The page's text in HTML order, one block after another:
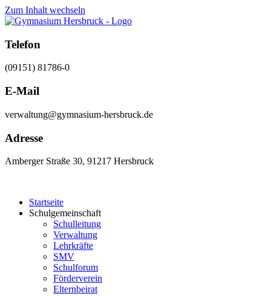
Zum Inhalt wechseln
Telefon
(09151) 81786-0
E-Mail
verwaltung@gymnasium-hersbruck.de
Adresse
Amberger Straße 30, 91217 Hersbruck
Startseite
Schulgemeinschaft
Schulleitung
Verwaltung
Lehrkräfte
SMV
Schulforum
Förderverein
Elternbeirat